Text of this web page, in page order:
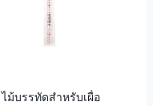
ไม้บรรทัดสำหรับเผื่อ